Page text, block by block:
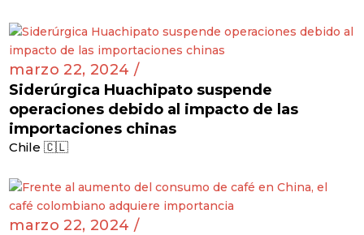
marzo 22, 2024 /
Siderúrgica Huachipato suspende
operaciones debido al impacto de las
importaciones chinas
Chile 🇨🇱
marzo 22, 2024 /